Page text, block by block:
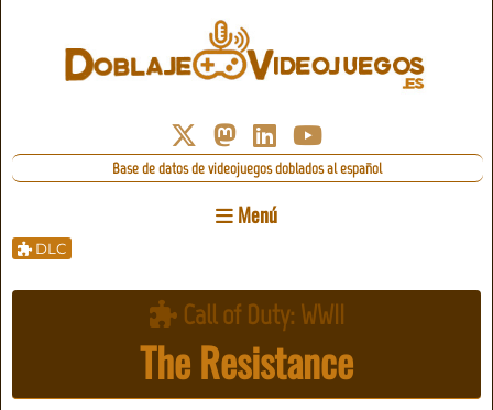
Base de datos de videojuegos doblados al español
Menú
DLC
Call of Duty: WWII
The Resistance